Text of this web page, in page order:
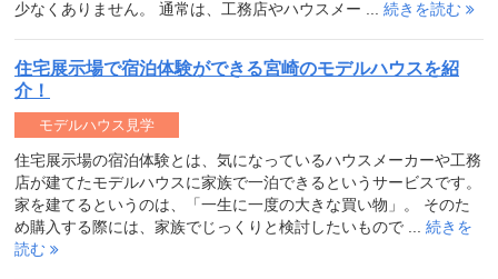
少なくありません。 通常は、工務店やハウスメー ... 続きを読む
住宅展示場で宿泊体験ができる宮崎のモデルハウスを紹
介！
住宅展示場の宿泊体験とは、気になっているハウスメーカーや工務
店が建てたモデルハウスに家族で一泊できるというサービスです。
家を建てるというのは、「一生に一度の大きな買い物」。 そのた
め購入する際には、家族でじっくりと検討したいもので ... 続きを
読む
モデルハウス見学